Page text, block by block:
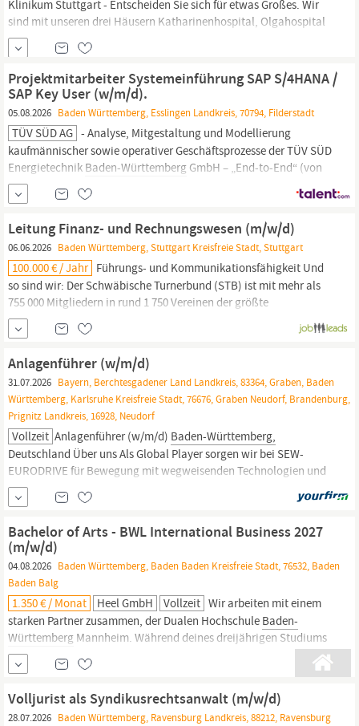
Klinikum Stuttgart - Entscheiden Sie sich für etwas Großes. Wir
sind mit unseren drei Häusern Katharinenhospital, Olgahospital
und Krankenhaus Bad Cannstatt das größte Klinikum in
Württemberg. Über 9500 Mitarbeitende versorgen auf den
Stationen, in Operationssälen, Funktionsbereichen die
Patient:innen oder sind in Verwaltung, Technik oder IT
Projektmitarbeiter Systemeinführung SAP S/4HANA /
SAP Key User (w/m/d).
05.08.2026 Baden Württemberg, Esslingen Landkreis, 70794, Filderstadt
TÜV SÜD AG - Analyse, Mitgestaltung und Modellierung
kaufmännischer sowie operativer Geschäftsprozesse der TÜV SÜD
Energietechnik Baden-Württemberg GmbH – „End-to-End“ (von
Kundenanfrage bis Faktura und Zahlungseingang) -
Unterstützung bei der Prozessdefinition, -harmonisierung und -
dokumentation in enger Zusammenarbeit mit Fachbereichen und
externen...
Leitung Finanz- und Rechnungswesen (m/w/d)
06.06.2026 Baden Württemberg, Stuttgart Kreisfreie Stadt, Stuttgart
100.000 € / Jahr Führungs- und Kommunikationsfähigkeit Und
so sind wir: Der Schwäbische Turnerbund (STB) ist mit mehr als
755 000 Mitgliedern in rund 1 750 Vereinen der größte
Sportfachverband in
Er betreut vielfältige
Angebote vom Kinderturnen über Sportarten im Wettkampf‑ und
Olympischen Spitzensport bis hin zum
Anlagenführer (w/m/d)
31.07.2026 Bayern, Berchtesgadener Land Landkreis, 83364, Graben, Baden
Württemberg, Karlsruhe Kreisfreie Stadt, 76676, Graben Neudorf, Brandenburg,
Prignitz Landkreis, 16928, Neudorf
Vollzeit Anlagenführer (w/m/d) Baden-Württemberg,
Deutschland Über uns Als Global Player sorgen wir bei SEW-
EURODRIVE für Bewegung mit wegweisenden Technologien und
maßgeschneiderten Lösungen in der Antriebs- und
Automatisierungstechnik. Das verdanken wir weltweit und
Ländern.
Bachelor of Arts - BWL International Business 2027
(m/w/d)
04.08.2026 Baden Württemberg, Baden Baden Kreisfreie Stadt, 76532, Baden
Baden Balg
1.350 € / Monat Heel GmbH Vollzeit Wir arbeiten mit einem
starken Partner zusammen, der Dualen Hochschule Baden-
Württemberg Mannheim. Während deines dreijährigen Studiums
tauchst du in die vielseitigen Facetten der Betriebswirtschaft ein:
entwickle Marketing-Konzepte, gestalte Finanz-Strategien,
perfektioniere die Kunst des Vertriebs, meistere analytisches
Controlling und effektives...
Volljurist als Syndikusrechtsanwalt (m/w/d)
28.07.2026 Baden Württemberg, Ravensburg Landkreis, 88212, Ravensburg